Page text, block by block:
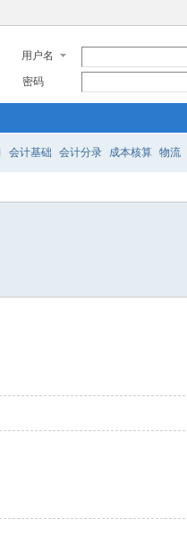
用户名
密码
会计基础 会计分录 成本核算 物流